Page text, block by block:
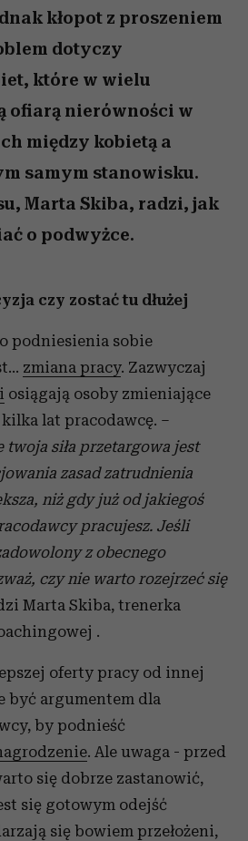
kłopot z proszeniem
dotyczy
które w wielu
ofiarą nierówności w
między kobietą a
samym stanowisku.
Marta Skiba, radzi, jak
o podwyżce.
czy zostać tu dłużej
podniesienia sobie
zmiana pracy. Zazwyczaj
osiągają osoby zmieniające
lat pracodawcę. –
twoja siła przetargowa jest
zasad zatrudnienia
niż gdy już od jakiegoś
pracujesz. Jeśli
z obecnego
czy nie warto rozejrzeć się
Marta Skiba, trenerka
.
oferty pracy od innej
być argumentem dla
by podnieść
. Ale uwaga - przed
się dobrze zastanowić,
się gotowym odejść
się bowiem przełożeni,